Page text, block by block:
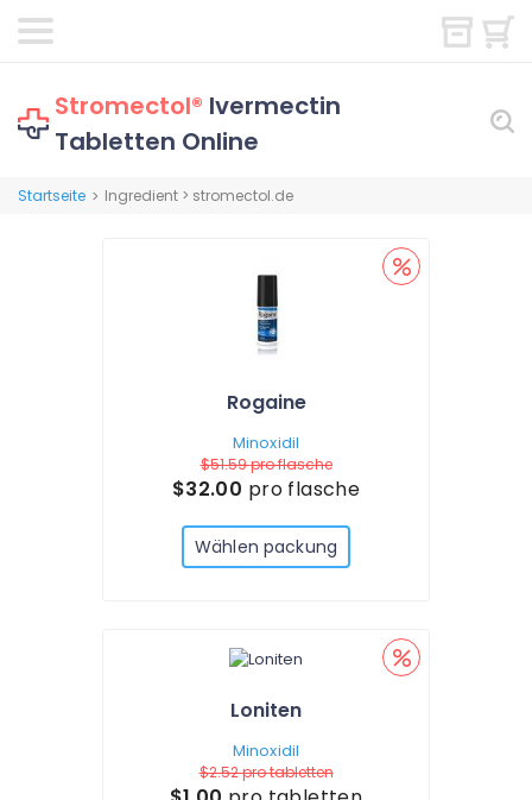
Stromectol® Ivermectin
Tabletten Online
Startseite > Ingredient > stromectol.de
Rogaine
Minoxidil
$51.59pro flasche
$32.00 pro flasche
Wählen packung
Loniten
Minoxidil
$2.52pro tabletten